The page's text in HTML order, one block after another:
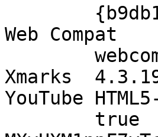
Web Compat
Xmarks
YouTube
true